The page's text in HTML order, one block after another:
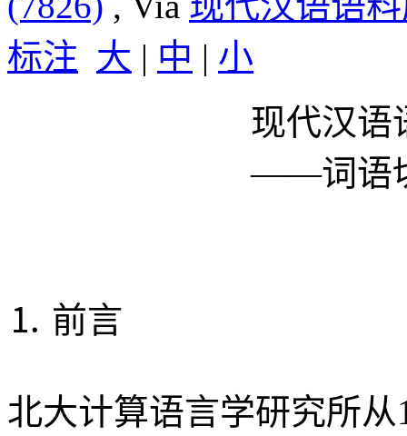
标注 大 | 中 | 小
现代汉语
——词语
⒈ 前言
北大计算语言学研究所